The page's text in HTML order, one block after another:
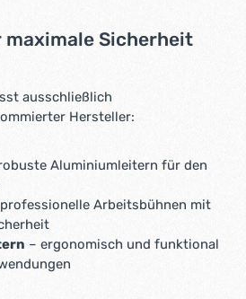
maximale Sicherheit
ausschließlich
Hersteller:
Aluminiumleitern für den
Arbeitsbühnen mit
– ergonomisch und funktional